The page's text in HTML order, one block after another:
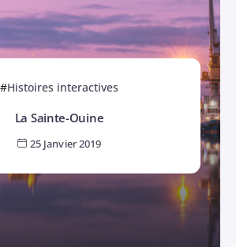
Histoires interactives
La Sainte-Ouine
25 Janvier 2019